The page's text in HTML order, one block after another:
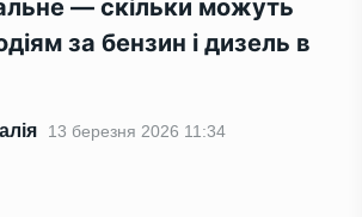
— скільки можуть
за бензин і дизель в
13 березня 2026 11:34